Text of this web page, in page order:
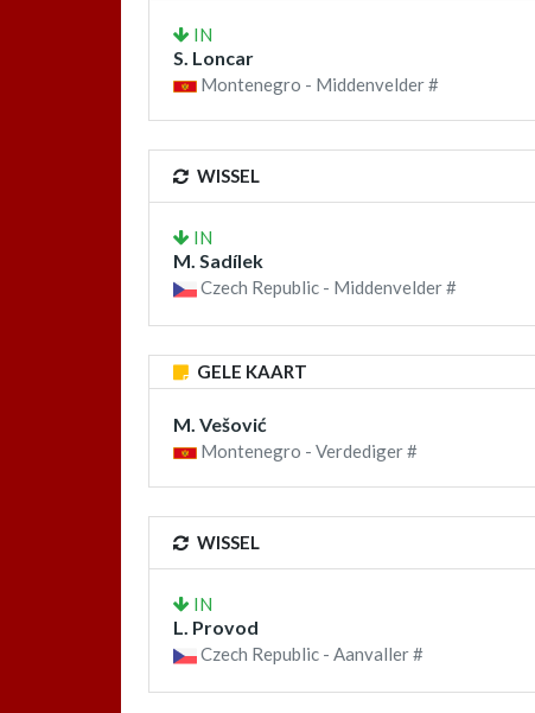
IN
S. Loncar
Montenegro - Middenvelder #
WISSEL
IN
M. Sadílek
Czech Republic - Middenvelder #
GELE KAART
M. Vešović
Montenegro - Verdediger #
WISSEL
IN
L. Provod
Czech Republic - Aanvaller #